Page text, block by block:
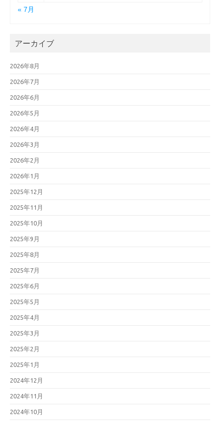
« 7月
アーカイブ
2026年8月
2026年7月
2026年6月
2026年5月
2026年4月
2026年3月
2026年2月
2026年1月
2025年12月
2025年11月
2025年10月
2025年9月
2025年8月
2025年7月
2025年6月
2025年5月
2025年4月
2025年3月
2025年2月
2025年1月
2024年12月
2024年11月
2024年10月